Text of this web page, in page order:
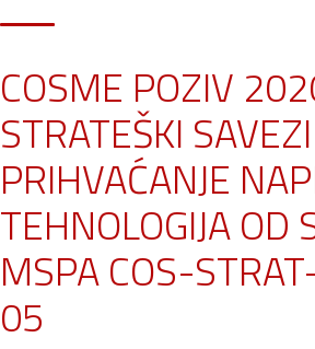
COSME POZIV
STRATEŠKI
PRIHVAĆANJE
TEHNOLOGIJA OD
MSPA COS-
05